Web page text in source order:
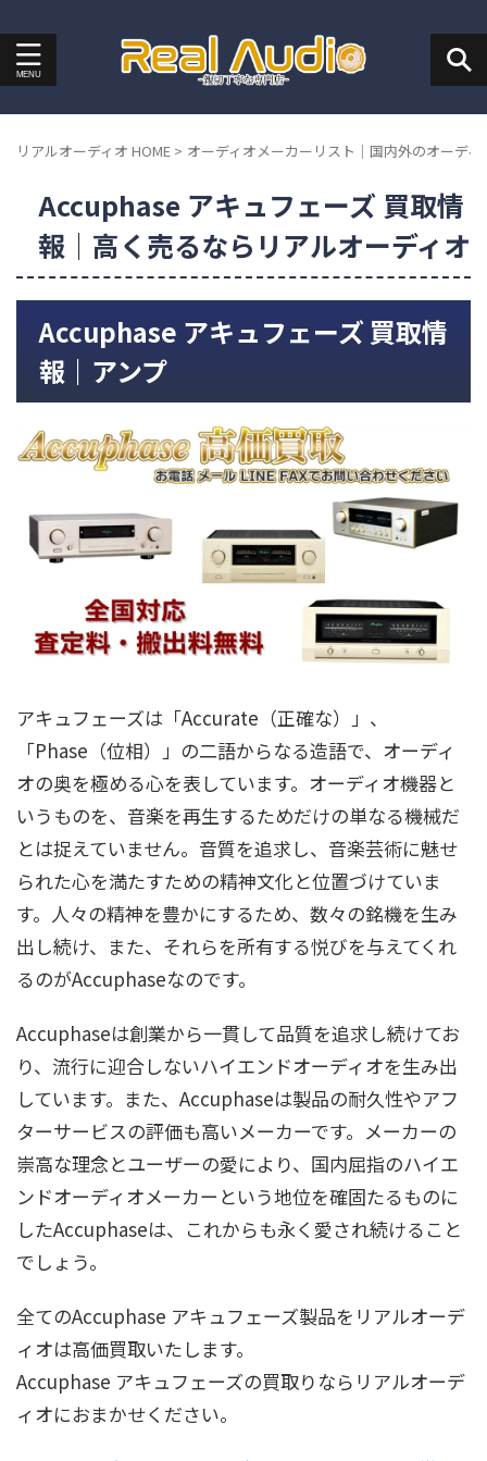
リアルオーディオ HOME > オーディオメーカーリスト｜国内外のオーデ
Accuphase アキュフェーズ 買取情
報｜高く売るならリアルオーディオ
Accuphase アキュフェーズ 買取情
報｜アンプ
アキュフェーズは「Accurate（正確な）」、
「Phase（位相）」の二語からなる造語で、オーディ
オの奥を極める心を表しています。オーディオ機器と
いうものを、音楽を再生するためだけの単なる機械だ
とは捉えていません。音質を追求し、音楽芸術に魅せ
られた心を満たすための精神文化と位置づけていま
す。人々の精神を豊かにするため、数々の銘機を生み
出し続け、また、それらを所有する悦びを与えてくれ
るのがAccuphaseなのです。
Accuphaseは創業から一貫して品質を追求し続けてお
り、流行に迎合しないハイエンドオーディオを生み出
しています。また、Accuphaseは製品の耐久性やアフ
ターサービスの評価も高いメーカーです。メーカーの
崇高な理念とユーザーの愛により、国内屈指のハイエ
ンドオーディオメーカーという地位を確固たるものに
したAccuphaseは、これからも永く愛され続けること
でしょう。
全てのAccuphase アキュフェーズ製品をリアルオーデ
ィオは高価買取いたします。
Accuphase アキュフェーズの買取りならリアルオーデ
ィオにおまかせください。